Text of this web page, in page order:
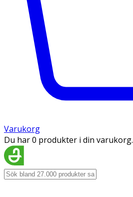
Varukorg
Du har 0 produkter i din varukorg.